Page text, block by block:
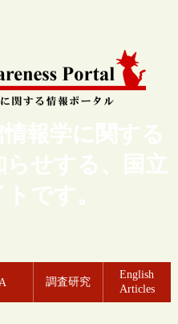
報学に関する
せする、国立
です。
調査研究
English
Articles